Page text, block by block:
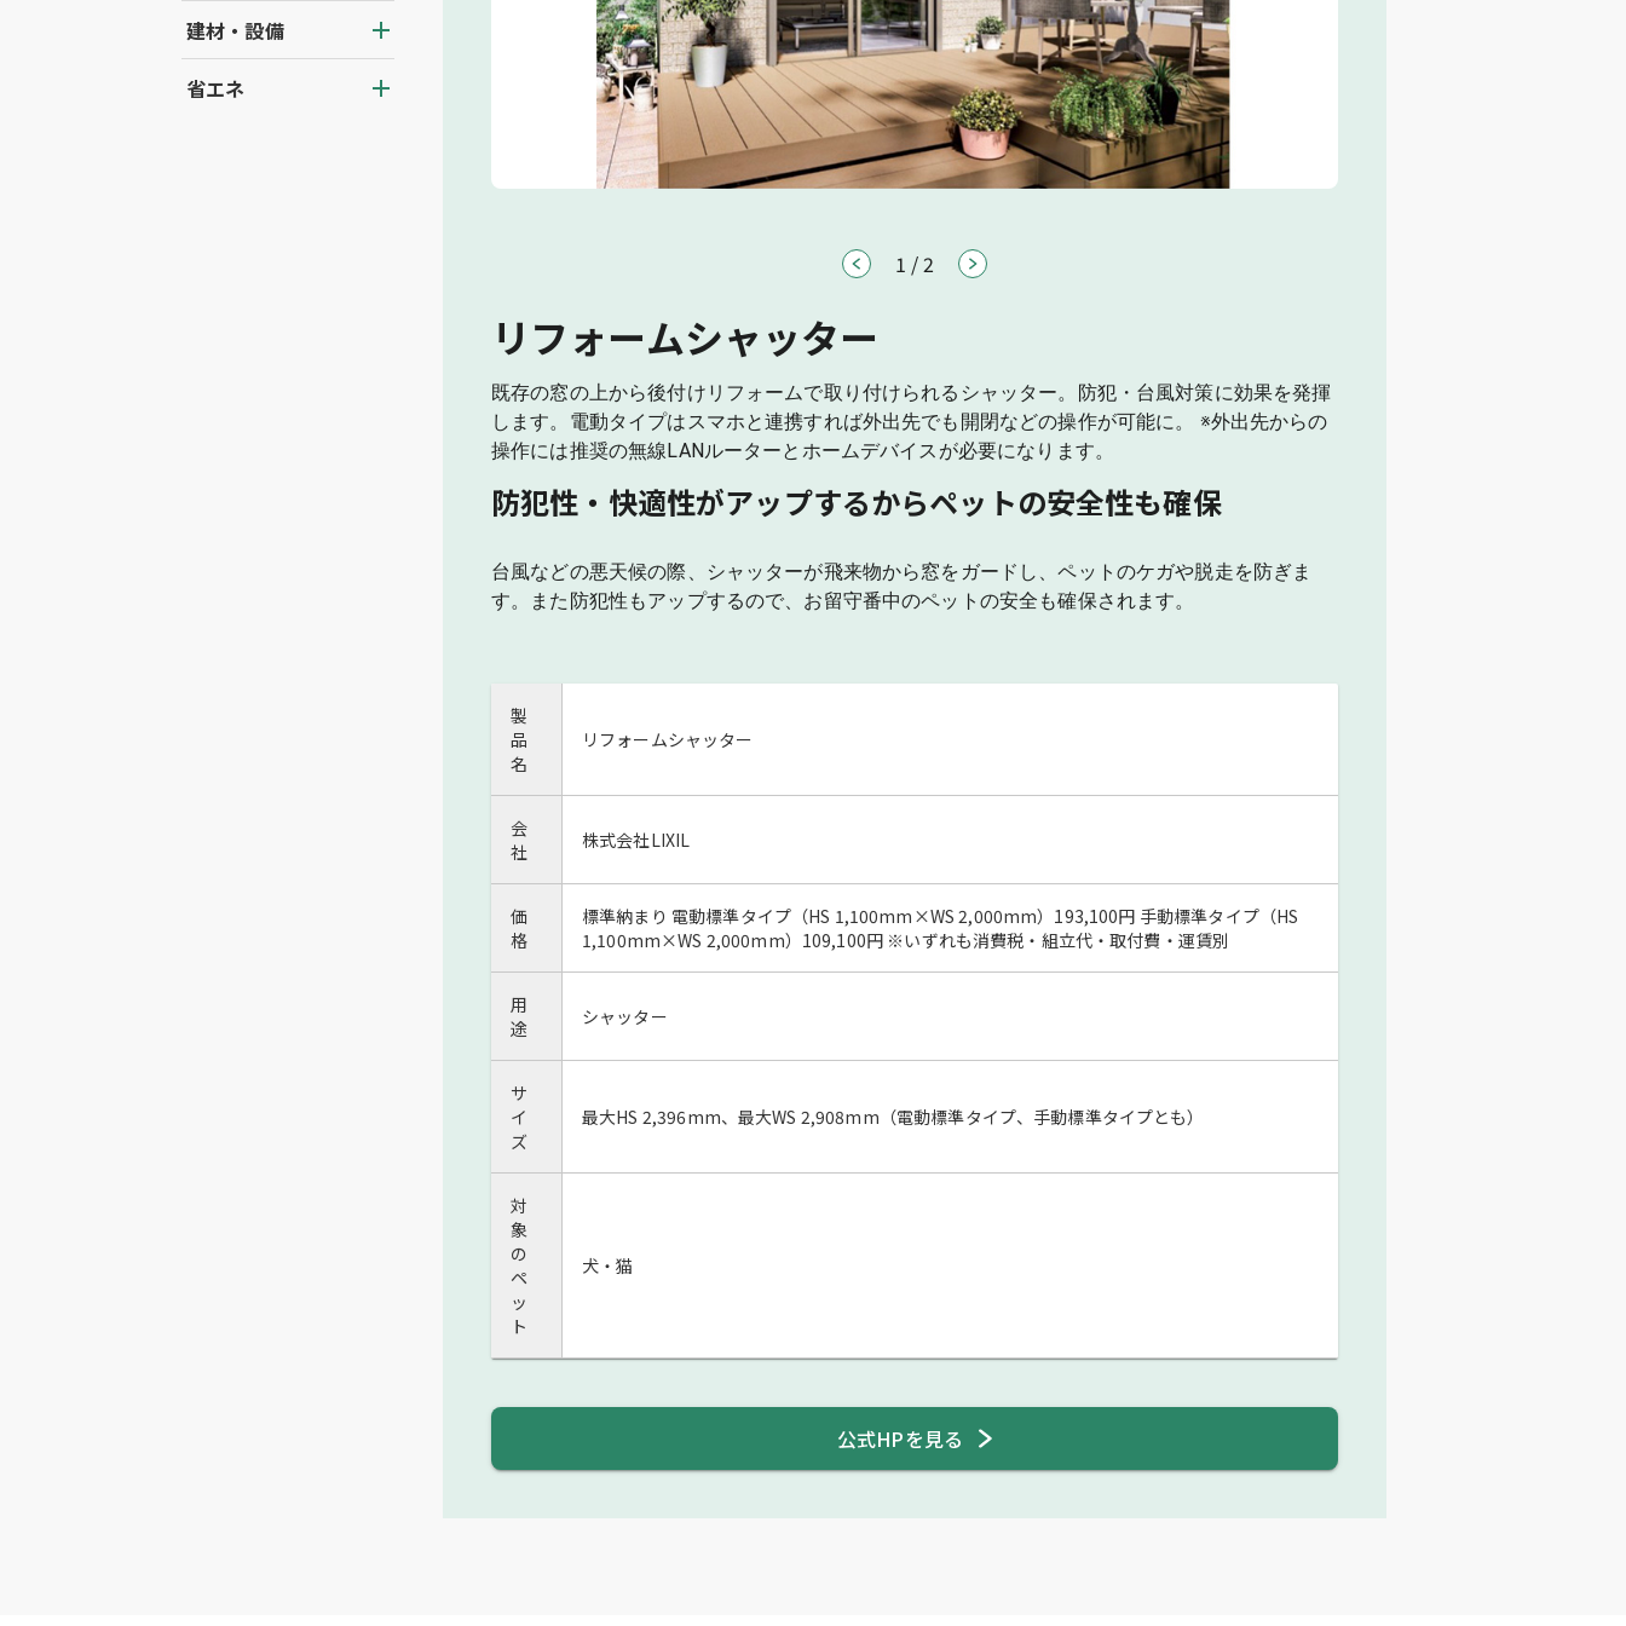
建材・設備
省エネ
1 /2
リフォームシャッター
既存の窓の上から後付けリフォームで取り付けられるシャッター。防犯・台風対策に効果を発揮
します。電動タイプはスマホと連携すれば外出先でも開閉などの操作が可能に。 ※外出先からの
操作には推奨の無線LANルーターとホームデバイスが必要になります。
防犯性・快適性がアップするからペットの安全性も確保
台風などの悪天候の際、シャッターが飛来物から窓をガードし、ペットのケガや脱走を防ぎま
す。また防犯性もアップするので、お留守番中のペットの安全も確保されます。
製
品
名
リフォームシャッター
会
社
株式会社LIXIL
価
格
標準納まり 電動標準タイプ（HS 1,100mm×WS 2,000mm）193,100円 手動標準タイプ（HS
1,100mm×WS 2,000mm）109,100円 ※いずれも消費税・組立代・取付費・運賃別
用
途
シャッター
サ
イ
ズ
最大HS 2,396mm、最大WS 2,908mm（電動標準タイプ、手動標準タイプとも）
対
象
の
ペ
ッ
ト
犬・猫
公式HPを見る